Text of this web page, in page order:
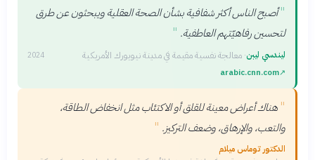
" أصبح الناس أكثر شفافية بشأن الصحة العقلية ويبحثون عن طرق
لتحسين رفاهيّتهم العاطفية. "
ليندسي ليبن· معالجة نفسية مقيمة في مدينة نيويورك الأمريكية 2024
↗
arabic.cnn.com
" هناك أعراض معينة للقلق أو الاكتئاب مثل انخفاض الطاقة،
والتعب، والإرهاق، وضعف التركيز. "
الدكتور توماس ميلام